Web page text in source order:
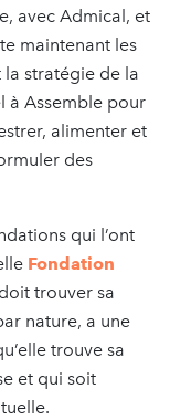
avec Admical, et
maintenant les
stratégie de la
à Assemble pour
alimenter et
des
qui l’ont
Fondation
trouver sa
nature, a une
trouve sa
et qui soit